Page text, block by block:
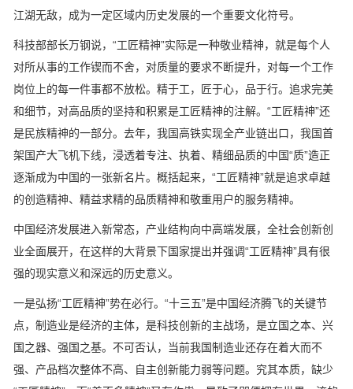
江湖无敌，成为一定区域内历史发展的一个重要文化符号。
科技部部长万钢说，“工匠精神”实际是一种敬业精神，就是每个人
对所从事的工作锲而不舍，对质量的要求不断提升，对每一个工作
岗位上的每一件事都不放松。精于工，匠于心，品于行。追求完美
和细节，对高品质的坚持和积累是工匠精神的注解。“工匠精神”还
是民族精神的一部分。去年，我国高铁实现全产业链出口，我国首
架国产大飞机下线，浸透着专注、执着、精细品质的中国“质”造正
逐渐成为中国的一张新名片。概括起来，“工匠精神”就是追求卓越
的创造精神、精益求精的品质精神和敬重用户的服务精神。
中国经济发展进入新常态，产业结构向中高端发展，全社会创新创
业全面展开，在这样的大背景下国家提出并强调“工匠精神”具有很
强的现实意义和深远的历史意义。
一是弘扬“工匠精神”势在必行。“十三五”是中国经济腾飞的关键节
点，制造业是经济的主体，是科技创新的主战场，是立国之本、兴
国之器、强国之基。不可否认，当前我国制造业还存在着大而不
强、产品档次整体不高、自主创新能力弱等问题。究其本质，缺少